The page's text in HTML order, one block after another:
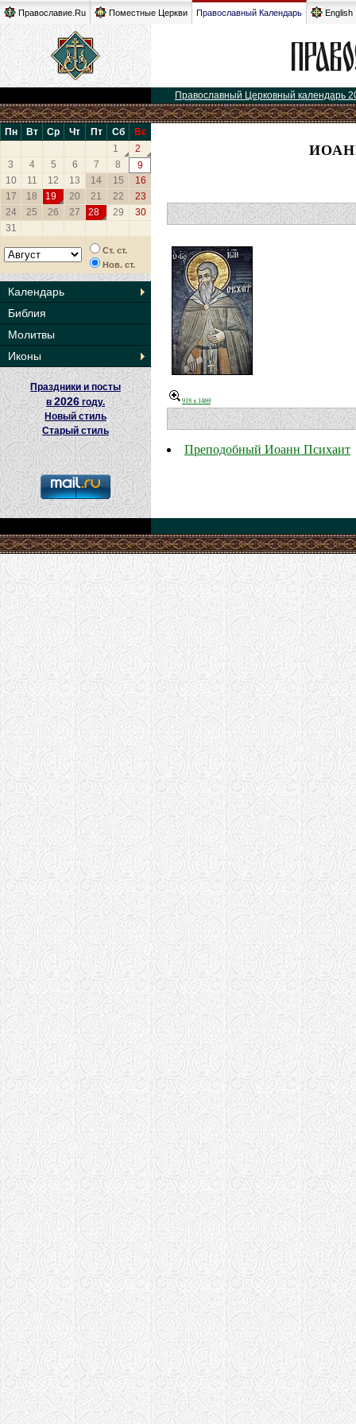
Православие.Ru Поместные Церкви Православный Календарь English
Православный Церковный календарь
Пн Вт Ср Чт Пт Сб
Вс
1
2
3
4 5 6 7 8
9
10
11 12 13 14 15
16
17
18 19 20 21 22
23
24
25 26 27 28 29
30
31
Ст. ст.
Нов. ст.
Календарь
Библия
Молитвы
Иконы
Праздники и посты
в2026 году.
Новый стиль
Старый стиль
918 x 1469
Преподобный Иоанн Психаит